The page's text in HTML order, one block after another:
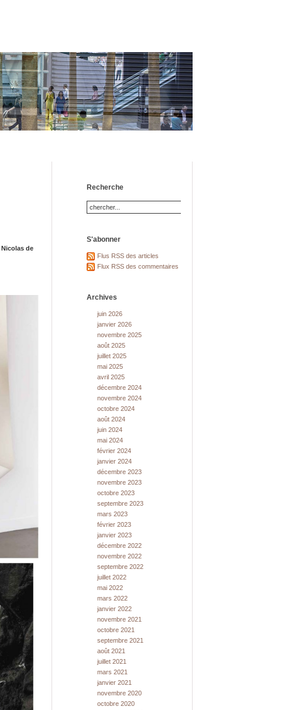
Nicolas de
Recherche
S'abonner
Flus RSS des articles
Flux RSS des commentaires
Archives
juin 2026
janvier 2026
novembre 2025
août 2025
juillet 2025
mai 2025
avril 2025
décembre 2024
novembre 2024
octobre 2024
août 2024
juin 2024
mai 2024
février 2024
janvier 2024
décembre 2023
novembre 2023
octobre 2023
septembre 2023
mars 2023
février 2023
janvier 2023
décembre 2022
novembre 2022
septembre 2022
juillet 2022
mai 2022
mars 2022
janvier 2022
novembre 2021
octobre 2021
septembre 2021
août 2021
juillet 2021
mars 2021
janvier 2021
novembre 2020
octobre 2020